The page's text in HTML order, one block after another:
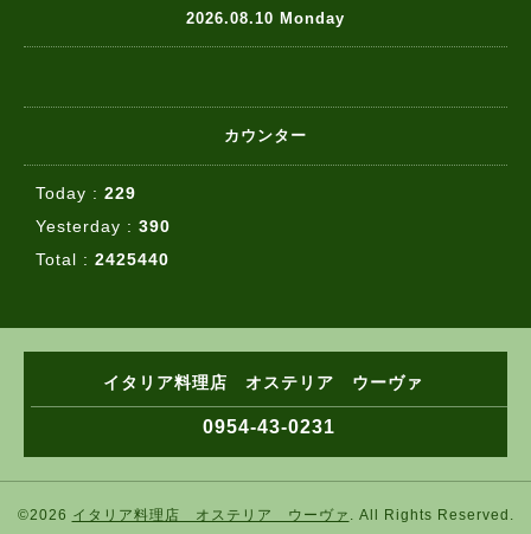
2026.08.10 Monday
カウンター
Today : 229
Yesterday : 390
Total : 2425440
イタリア料理店 オステリア ウーヴァ
0954-43-0231
©2026 イタリア料理店 オステリア ウーヴァ . All Rights Reserved.